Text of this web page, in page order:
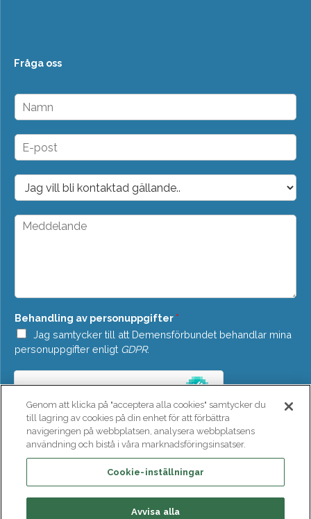
Fråga oss
N
m
n
E
p
o
t
*
D
o
p
M
a
d
e
*
Behandling av personuppgifter *
Jag samtycker till att Demensförbundet behandlar mina
personuppgifter enligt GDPR.
SKICKA
Genom att klicka på "acceptera alla cookies" samtycker du
till lagring av cookies på din enhet för att förbättra
navigeringen på webbplatsen, analysera webbplatsens
användning och bistå i våra marknadsföringsinsatser.
Cookie-inställningar
Avvisa alla